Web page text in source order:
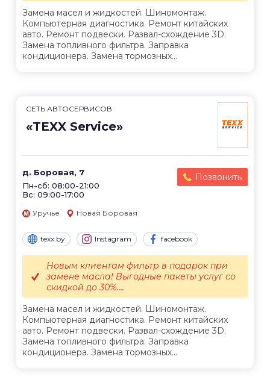
Замена масел и жидкостей. Шиномонтаж.
Компьютерная диагностика. Ремонт китайских
авто. Ремонт подвески. Развал-схождение 3D.
Замена топливного фильтра. Заправка
кондиционера. Замена тормозных...
СЕТЬ АВТОСЕРВИСОВ
«TEXX Service»
д. Боровая, 7
Пн-сб: 08:00-21:00
Вс: 09:00-17:00
Позвонить
Уручье Новая Боровая
texx.by Instagram facebook
Замена масел и жидкостей. Шиномонтаж.
Компьютерная диагностика. Ремонт китайских
авто. Ремонт подвески. Развал-схождение 3D.
Замена топливного фильтра. Заправка
кондиционера. Замена тормозных...
Новым клиентам фильтр в подарок при
замене масла! Выгодные пакеты услуг со
скидкой до 30%....